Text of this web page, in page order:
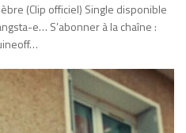
(Clip officiel) Single disponible
e… S’abonner à la chaîne :